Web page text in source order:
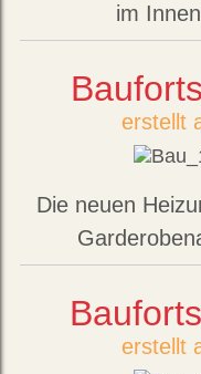
im
erstellt
Die neuen
erstellt